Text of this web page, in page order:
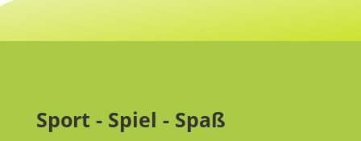
Sport - Spiel - Spaß